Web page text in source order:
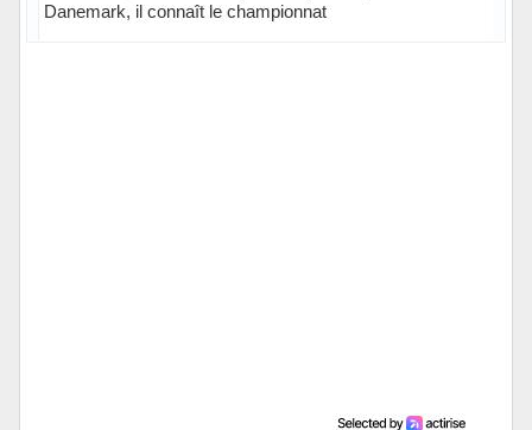
Danemark, il connaît le championnat